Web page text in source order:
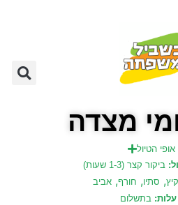
מצדה
אופי הטיול
ביקור קצר (1-3 שעות)
קיץ, סתיו, חורף, אביב
עלות:בתשלום